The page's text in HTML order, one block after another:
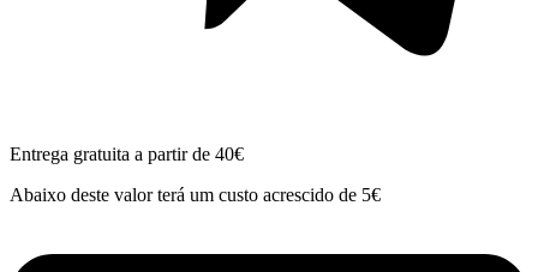
Entrega gratuita a partir de 40€
Abaixo deste valor terá um custo acrescido de 5€